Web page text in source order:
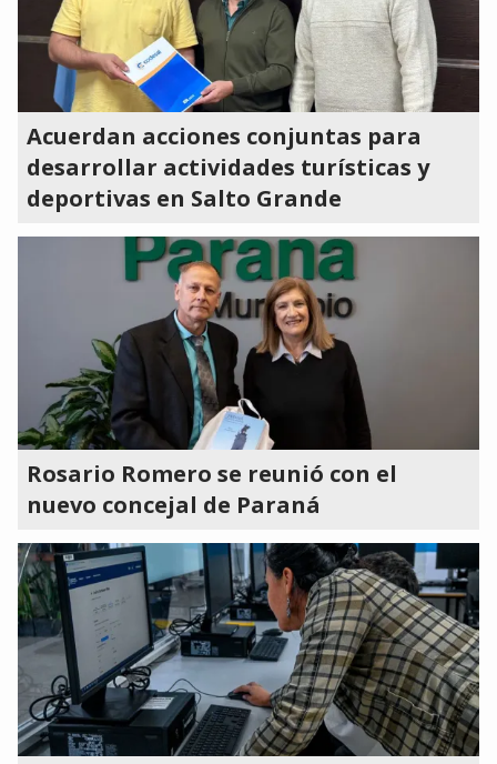
Acuerdan acciones conjuntas para
desarrollar actividades turísticas y
deportivas en Salto Grande
Rosario Romero se reunió con el
nuevo concejal de Paraná